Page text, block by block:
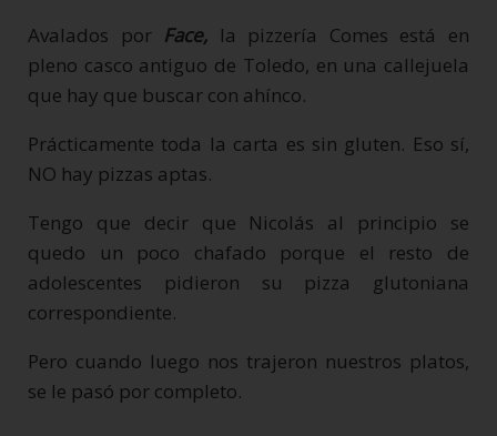
Avalados por Face, la pizzería Comes está en
pleno casco antiguo de Toledo, en una callejuela
que hay que buscar con ahínco.
Prácticamente toda la carta es sin gluten. Eso sí,
NO hay pizzas aptas.
Tengo que decir que Nicolás al principio se
quedo un poco chafado porque el resto de
adolescentes pidieron su pizza glutoniana
correspondiente.
Pero cuando luego nos trajeron nuestros platos,
se le pasó por completo.